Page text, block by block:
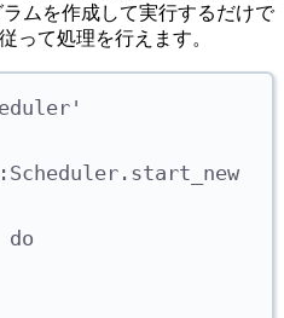
ムを作成して実行するだけで
って処理を行えます。
'
Scheduler . start_new
do